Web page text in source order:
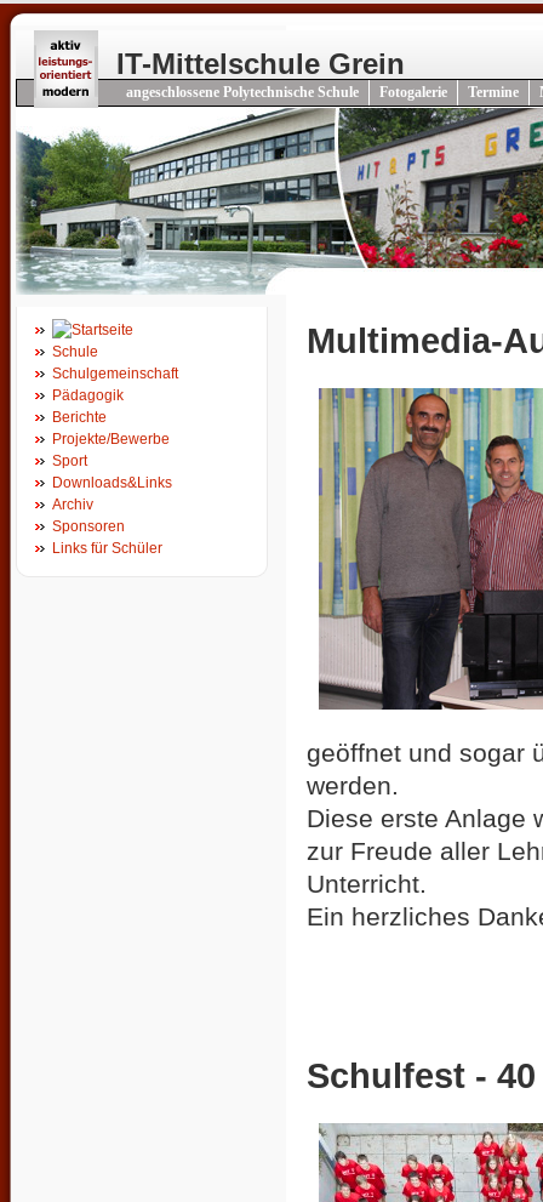
IT-Mittelschule Grein
angeschlossene Polytechnische Schule Fotogalerie Termine
Schule
Schulgemeinschaft
Pädagogik
Berichte
Projekte/Bewerbe
Sport
Downloads&Links
Archiv
Sponsoren
Links für Schüler
Multimedia-
geöffnet und sogar
werden.
Diese erste Anlage
zur Freude aller
Unterricht.
Ein herzliches
Schulfest -